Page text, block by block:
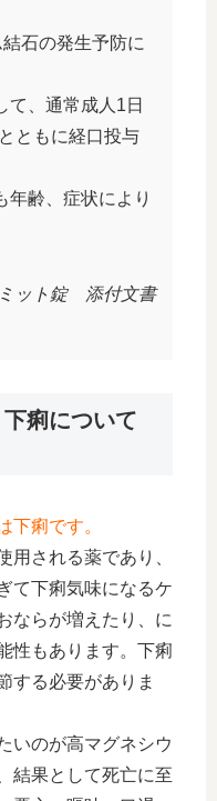
石の発生予防に
て、通常成人1日
ともに経口投与
年齢、症状により
ット錠 添付文書
痢について
下痢です。
用される薬であり、
て下痢気味になるケ
ならが増えたり、に
性もあります。下痢
する必要がありま
いのが高マグネシウ
結果として死亡に至